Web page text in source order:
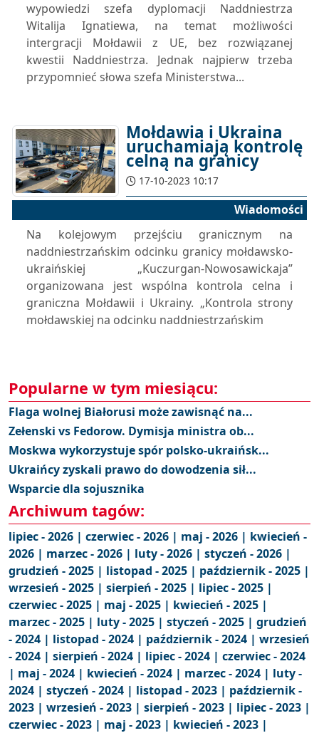
wypowiedzi szefa dyplomacji Naddniestrza
Witalija Ignatiewa, na temat możliwości
intergracji Mołdawii z UE, bez rozwiązanej
kwestii Naddniestrza. Jednak najpierw trzeba
przypomnieć słowa szefa Ministerstwa...
Mołdawia i Ukraina
uruchamiają kontrolę
celną na granicy
17-10-2023 10:17
Wiadomości
Na kolejowym przejściu granicznym na
naddniestrzańskim odcinku granicy mołdawsko-
ukraińskiej „Kuczurgan-Nowosawickaja”
organizowana jest wspólna kontrola celna i
graniczna Mołdawii i Ukrainy. „Kontrola strony
mołdawskiej na odcinku naddniestrzańskim
Popularne w tym miesiącu:
Flaga wolnej Białorusi może zawisnąć na...
Zełenski vs Fedorow. Dymisja ministra ob...
Moskwa wykorzystuje spór polsko-ukraińsk...
Ukraińcy zyskali prawo do dowodzenia sił...
Wsparcie dla sojusznika
Archiwum tagów:
lipiec - 2026 | czerwiec - 2026 | maj - 2026 | kwiecień -
2026 | marzec - 2026 | luty - 2026 | styczeń - 2026 |
grudzień - 2025 | listopad - 2025 | październik - 2025 |
wrzesień - 2025 | sierpień - 2025 | lipiec - 2025 |
czerwiec - 2025 | maj - 2025 | kwiecień - 2025 |
marzec - 2025 | luty - 2025 | styczeń - 2025 | grudzień
- 2024 | listopad - 2024 | październik - 2024 | wrzesień
- 2024 | sierpień - 2024 | lipiec - 2024 | czerwiec - 2024
| maj - 2024 | kwiecień - 2024 | marzec - 2024 | luty -
2024 | styczeń - 2024 | listopad - 2023 | październik -
2023 | wrzesień - 2023 | sierpień - 2023 | lipiec - 2023 |
czerwiec - 2023 | maj - 2023 | kwiecień - 2023 |